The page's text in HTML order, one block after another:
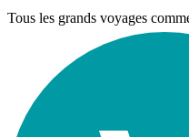
Tous les grands voyages